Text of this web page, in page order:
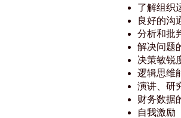
了解组织
良好的沟
分析和批
解决问题
决策敏锐
逻辑思维
演讲、研
财务数据
自我激励